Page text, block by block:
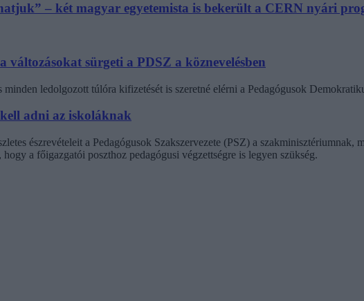
– két magyar egyetemista is bekerült a CERN nyári
sürgeti a PDSZ a köznevelésben
ledolgozott túlóra kifizetését is szeretné elérni a Pedagógusok
kell adni az iskoláknak
észrevételeit a Pedagógusok Szakszervezete (PSZ) a szakminisztériumnak,
a főigazgatói poszthoz pedagógusi végzettségre is legyen szükség.